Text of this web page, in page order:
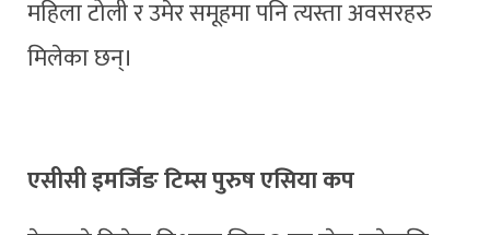
महिला टोली र उमेर समूहमा पनि त्यस्ता अवसरहरु
मिलेका छन्।
एसीसी इमर्जिङ टिम्स पुरुष एसिया कप